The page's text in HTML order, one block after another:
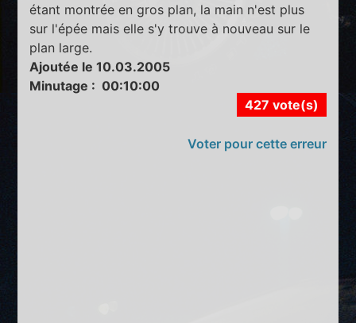
étant montrée en gros plan, la main n'est plus
sur l'épée mais elle s'y trouve à nouveau sur le
plan large.
Ajoutée le 10.03.2005
Minutage : 00:10:00
427 vote(s)
Voter pour cette erreur